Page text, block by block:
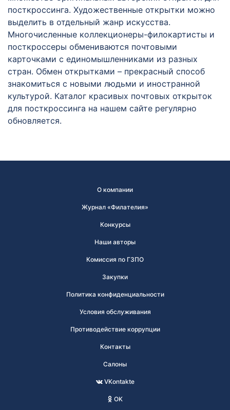
посткроссинга. Художественные открытки можно
выделить в отдельный жанр искусства.
Многочисленные коллекционеры-филокартисты и
посткроссеры обмениваются почтовыми
карточками с единомышленниками из разных
стран. Обмен открытками – прекрасный способ
знакомиться с новыми людьми и иностранной
культурой. Каталог красивых почтовых открыток
для посткроссинга на нашем сайте регулярно
обновляется.
О компании
Журнал «Филателия»
Конкурсы
Наши авторы
Комиссия по ГЗПО
Закупки
Политика конфиденциальности
Условия обслуживания
Противодействие коррупции
Контакты
Салоны
VKontakte
OK